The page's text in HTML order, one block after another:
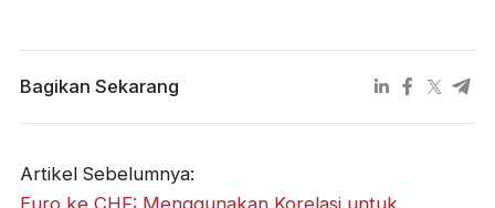
Bagikan Sekarang
Artikel Sebelumnya:
Euro ke CHF: Menggunakan Korelasi untuk